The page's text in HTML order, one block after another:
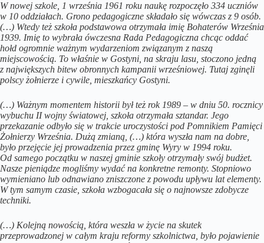
W nowej szkole, 1 września 1961 roku naukę rozpoczęło 334 uczniów
w 10 oddziałach. Grono pedagogiczne składało się wówczas z 9 osób.
(…) Wtedy też szkoła podstawowa otrzymała imię Bohaterów Września
1939. Imię to wybrała ówczesna Rada Pedagogiczna chcąc oddać
hołd ogromnie ważnym wydarzeniom związanym z naszą
miejscowością. To właśnie w Gostyni, na skraju lasu, stoczono jedną
z największych bitew obronnych kampanii wrześniowej. Tutaj zginęli
polscy żołnierze i cywile, mieszkańcy Gostyni.
(…) Ważnym momentem historii był też rok 1989 – w dniu 50. rocznicy
wybuchu II wojny światowej, szkoła otrzymała sztandar. Jego
przekazanie odbyło się w trakcie uroczystości pod Pomnikiem Pamięci
Żołnierzy Września. Dużą zmianą, (…) która wyszła nam na dobre,
było przejęcie jej prowadzenia przez gminę Wyry w 1994 roku.
Od samego początku w naszej gminie szkoły otrzymały swój budżet.
Nasze pieniądze mogliśmy wydać na konkretne remonty. Stopniowo
wymieniano lub odnawiano zniszczone z powodu upływu lat elementy.
W tym samym czasie, szkoła wzbogacała się o najnowsze zdobycze
techniki.
(…) Kolejną nowością, która weszła w życie na skutek
przeprowadzonej w całym kraju reformy szkolnictwa, było pojawienie